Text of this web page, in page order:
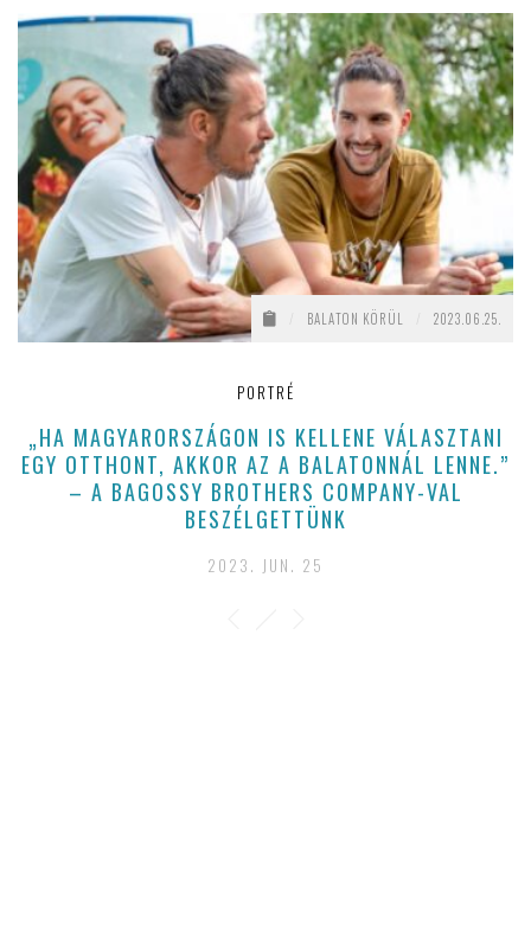
BALATON KÖRÜL 2023.06.25.
PORTRÉ
„HA MAGYARORSZÁGON IS KELLENE VÁLASZTANI
EGY OTTHONT, AKKOR AZ A BALATONNÁL LENNE.”
– A BAGOSSY BROTHERS COMPANY-VAL
BESZÉLGETTÜNK
2023. JUN. 25